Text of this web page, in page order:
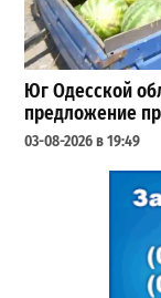
Юг Одесской
предложение
03-08-2026 в 19:49